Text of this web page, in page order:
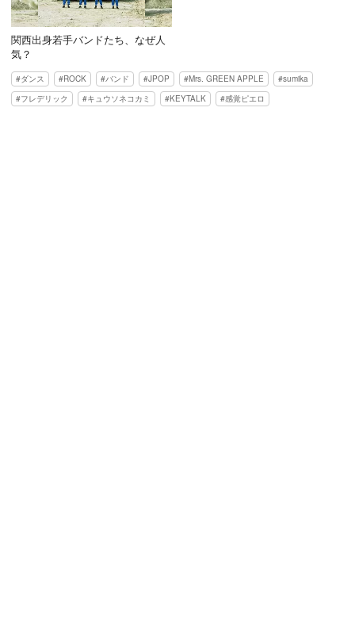
関西出身若手バンドたち、なぜ人
気？
ダンス ROCK バンド JPOP Mrs. GREEN APPLE
sumika
フレデリック
キュウソネコカミ KEYTALK 感覚ピエロ